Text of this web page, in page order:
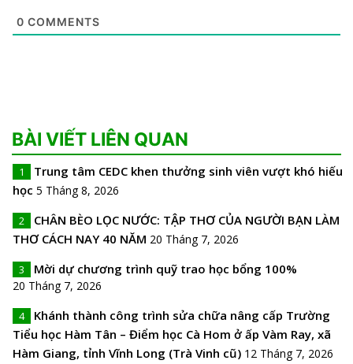
0 COMMENTS
BÀI VIẾT LIÊN QUAN
1
Trung tâm CEDC khen thưởng sinh viên vượt khó hiếu
học 5 Tháng 8, 2026
2
CHÂN BÈO LỌC NƯỚC: TẬP THƠ CỦA NGƯỜI BẠN LÀM
THƠ CÁCH NAY 40 NĂM 20 Tháng 7, 2026
3 Mời dự chương trình quỹ trao học bổng 100%
20 Tháng 7, 2026
4
Khánh thành công trình sửa chữa nâng cấp Trường
Tiểu học Hàm Tân – Điểm học Cà Hom ở ấp Vàm Ray, xã
Hàm Giang, tỉnh Vĩnh Long (Trà Vinh cũ) 12 Tháng 7, 2026